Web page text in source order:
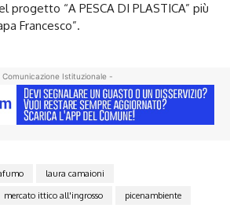
progetto “A PESCA DI PLASTICA” più
Francesco”.
Comunicazione Istituzionale -
laura camaioni
mercato ittico all'ingrosso
picenambiente